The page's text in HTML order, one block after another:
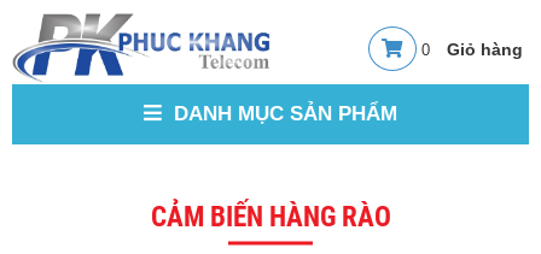
0
DANH MỤC SẢN PHẨM
CẢM BIẾN HÀNG RÀO